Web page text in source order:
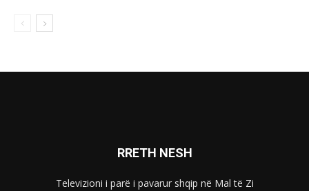
RRETH NESH
Televizioni i parë i pavarur shqip në Mal të Zi